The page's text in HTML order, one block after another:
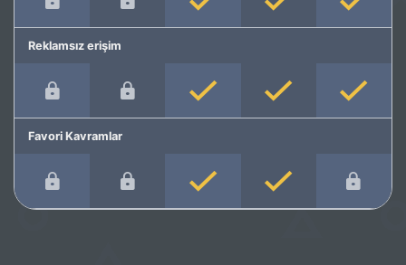
Reklamsız erişim
Favori Kavramlar